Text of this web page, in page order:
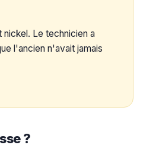
nickel. Le technicien a
l'ancien n'avait jamais
?